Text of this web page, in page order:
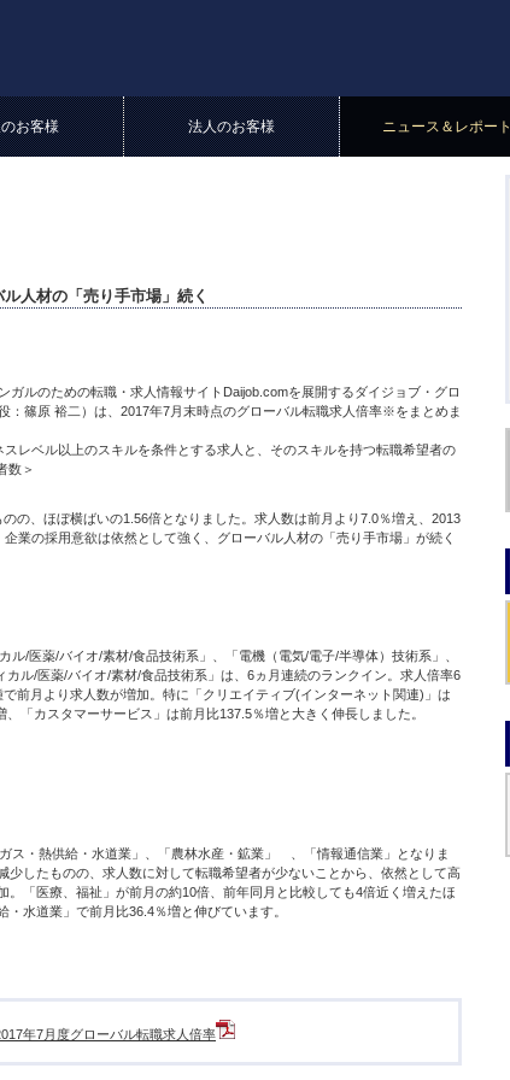
お客様 法人のお客様 ニュース＆レポート
人材の「売り手市場」続く
ルのための転職・求人情報サイトDaijob.comを展開するダイジョブ・グロ
：篠原 裕二）は、2017年7月末時点のグローバル転職求人倍率※をまとめま
レベル以上のスキルを条件とする求人と、そのスキルを持つ転職希望者の
数＞
の、ほぼ横ばいの1.56倍となりました。求人数は前月より7.0％増え、2013
業の採用意欲は依然として強く、グローバル人材の「売り手市場」が続く
/医薬/バイオ/素材/食品技術系」、「電機（電気/電子/半導体）技術系」、
ル/医薬/バイオ/素材/食品技術系」は、6ヵ月連続のランクイン。求人倍率6
前月より求人数が増加。特に「クリエイティブ(インターネット関連)」は
「カスタマーサービス」は前月比137.5％増と大きく伸長しました。
ス・熱供給・水道業」、「農林水産・鉱業」 、「情報通信業」となりま
したものの、求人数に対して転職希望者が少ないことから、依然として高
「医療、福祉」が前月の約10倍、前年同月と比較しても4倍近く増えたほ
水道業」で前月比36.4％増と伸びています。
年7月度グローバル転職求人倍率